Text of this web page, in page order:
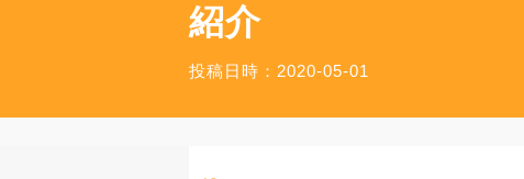
紹介
投稿日時：2020-05-01